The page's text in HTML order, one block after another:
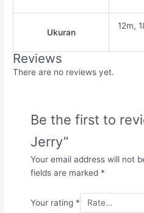
Ukuran
12m,
Reviews
There are no reviews yet.
Be the first to
Jerry”
Your email address will not
fields are marked *
Your rating *